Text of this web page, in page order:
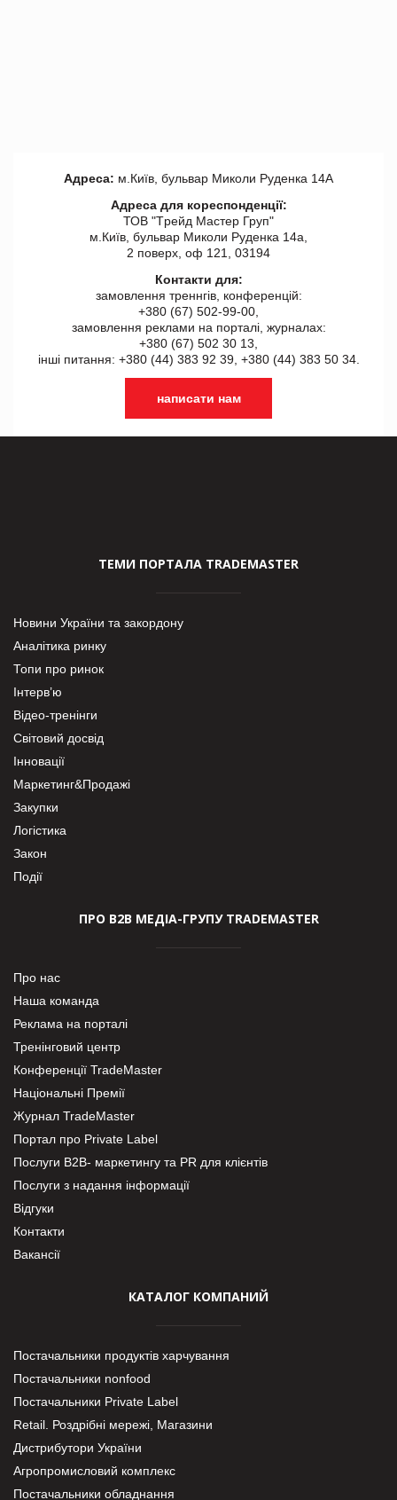
Адреса: м.Київ, бульвар Миколи Руденка 14А
Адреса для кореспонденції:
ТОВ "Tрейд Мастер Груп"
м.Київ, бульвар Миколи Руденка 14а,
2 поверх, оф 121, 03194
Контакти для:
замовлення треннгів, конференцій:
+380 (67) 502-99-00,
замовлення реклами на порталі, журналах:
+380 (67) 502 30 13,
інші питання: +380 (44) 383 92 39, +380 (44) 383 50 34.
написати нам
ТЕМИ ПОРТАЛА TRADEMASTER
Новини України та закордону
Аналітика ринку
Топи про ринок
Інтерв’ю
Відео-тренінги
Світовий досвід
Інновації
Маркетинг&Продажі
Закупки
Логістика
Закон
Події
ПРО В2В МЕДІА-ГРУПУ TRADEMASTER
Про нас
Наша команда
Реклама на порталі
Тренінговий центр
Конференції TradeMaster
Національні Премії
Журнал TradeMaster
Портал про Private Label
Послуги В2В- маркетингу та PR для клієнтів
Послуги з надання інформації
Відгуки
Контакти
Вакансії
КАТАЛОГ КОМПАНИЙ
Постачальники продуктів харчування
Постачальники nonfood
Постачальники Private Label
Retail. Роздрібні мережі, Магазини
Дистрибутори України
Агропромисловий комплекс
Постачальники обладнання